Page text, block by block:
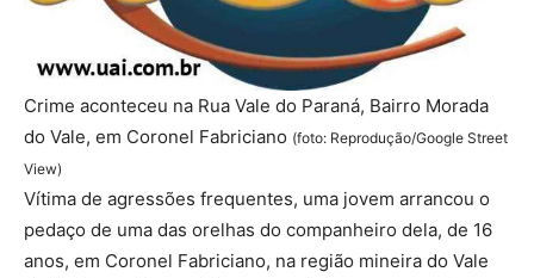
Crime aconteceu na Rua Vale do Paraná, Bairro Morada
do Vale, em Coronel Fabriciano (foto: Reprodução/Google Street
View)
Vítima de agressões frequentes, uma jovem arrancou o
pedaço de uma das orelhas do companheiro dela, de 16
anos, em Coronel Fabriciano, na região mineira do Vale